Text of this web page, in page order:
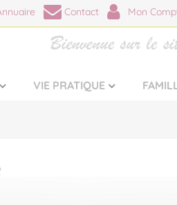
Contact Mon
VIE PRATIQUE